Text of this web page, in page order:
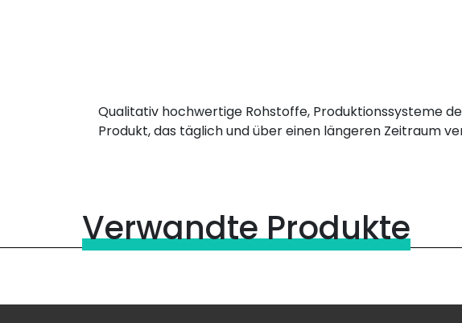
Qualitativ hochwertige Rohstoffe, Produktionssysteme
Produkt, das täglich und über einen längeren Zeitraum
Verwandte Produkte